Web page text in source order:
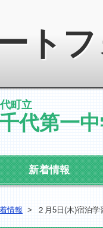
ト
町立
代第一
新着情報
情報 > ２月5日(木)宿泊学